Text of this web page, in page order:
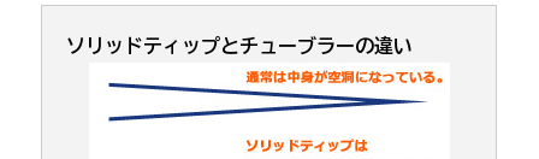
ソリッドティップとチューブラーの違い